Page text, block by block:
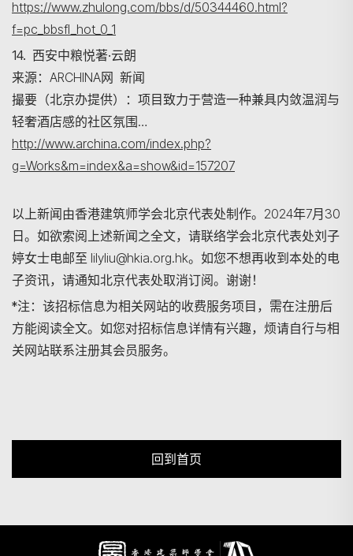
https://www.zhulong.com/bbs/d/50344460.html?
f=pc_bbsfl_hot_0_1
14. 西安中粮悦著·云朗
来源：ARCHINA网 新闻
撮要（北京办提供）：项目致力于营造一种兼具内敛温润与
轻奢酒店感的社区氛围…
http://www.archina.com/index.php?
g=Works&m=index&a=show&id=157207
以上新闻由香港建筑师学会北京代表处制作。2024年7月30
日。如欲索阅上述新闻之全文，请联络学会北京代表处刘子
婷女士电邮至 lilyliu@hkia.org.hk。如您不想再收到本处的电
子资讯，请通知北京代表处取消订阅。谢谢！
*注：该招标信息为相关网站的收费服务项目，需在注册后
方能阅读全文。如您对招标信息详情有兴趣，烦请自行与相
关网站联系注册其会员服务。
回到首页